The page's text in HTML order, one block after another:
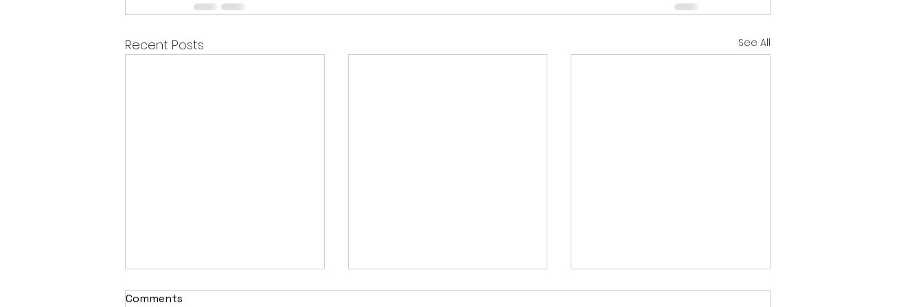
Recent Posts See All
Comments